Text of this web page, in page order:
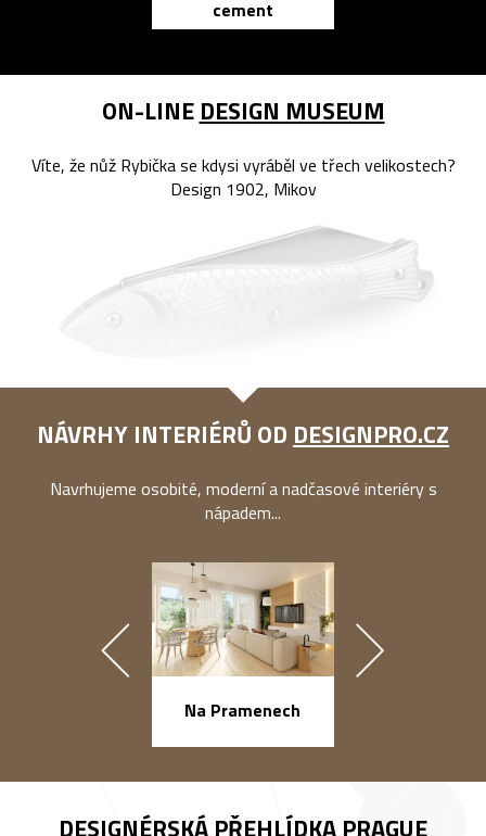
cement
ON-LINE DESIGN MUSEUM
Víte, že nůž Rybička se kdysi vyráběl ve třech velikostech?
Design 1902, Mikov
NÁVRHY INTERIÉRŮ OD DESIGNPRO.CZ
Navrhujeme osobité, moderní a nadčasové interiéry s
nápadem...
Na Pramenech
DESIGNÉRSKÁ PŘEHLÍDKA PRAGUE